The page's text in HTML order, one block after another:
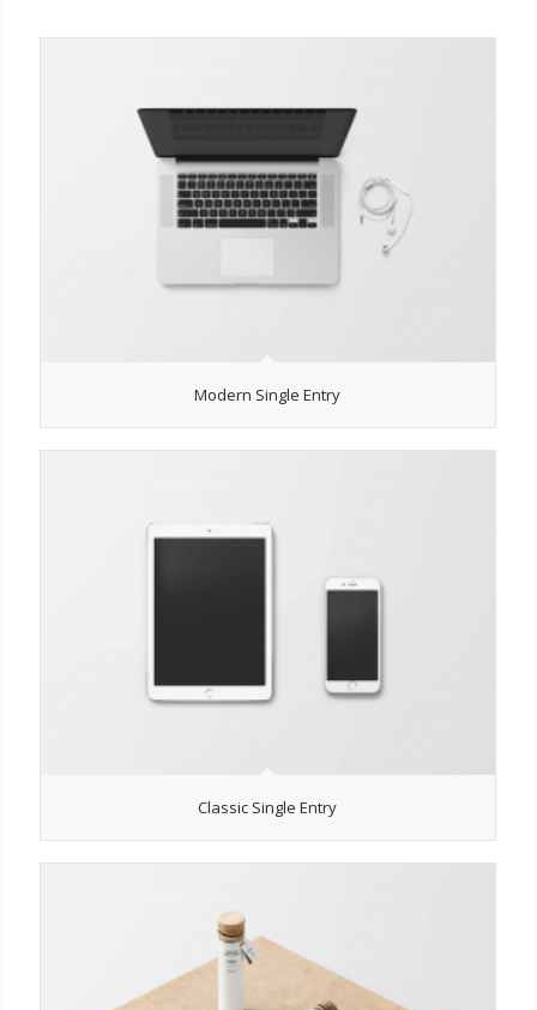
Modern Single Entry
Classic Single Entry